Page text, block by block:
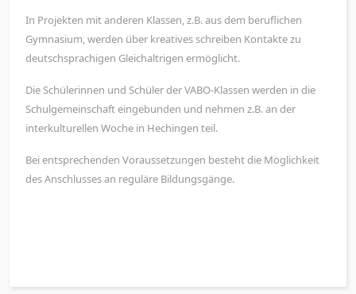
In Projekten mit anderen Klassen, z.B. aus dem beruflichen
Gymnasium, werden über kreatives schreiben Kontakte zu
deutschsprachigen Gleichaltrigen ermöglicht.
Die Schülerinnen und Schüler der VABO-Klassen werden in die
Schulgemeinschaft eingebunden und nehmen z.B. an der
interkulturellen Woche in Hechingen teil.
Bei entsprechenden Voraussetzungen besteht die Möglichkeit
des Anschlusses an reguläre Bildungsgänge.